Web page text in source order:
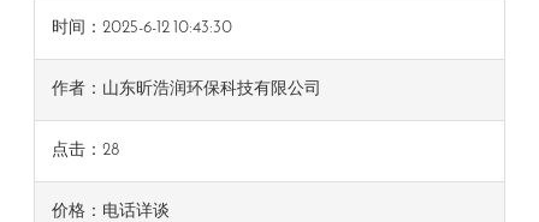
时间：2025-6-12 10:43:30
作者：山东昕浩润环保科技有限公司
点击： 28
价格： 电话详谈